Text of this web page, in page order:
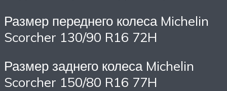
Размер переднего колеса Michelin
Scorcher 130/90 R16 72H
Размер заднего колеса Michelin
Scorcher 150/80 R16 77H